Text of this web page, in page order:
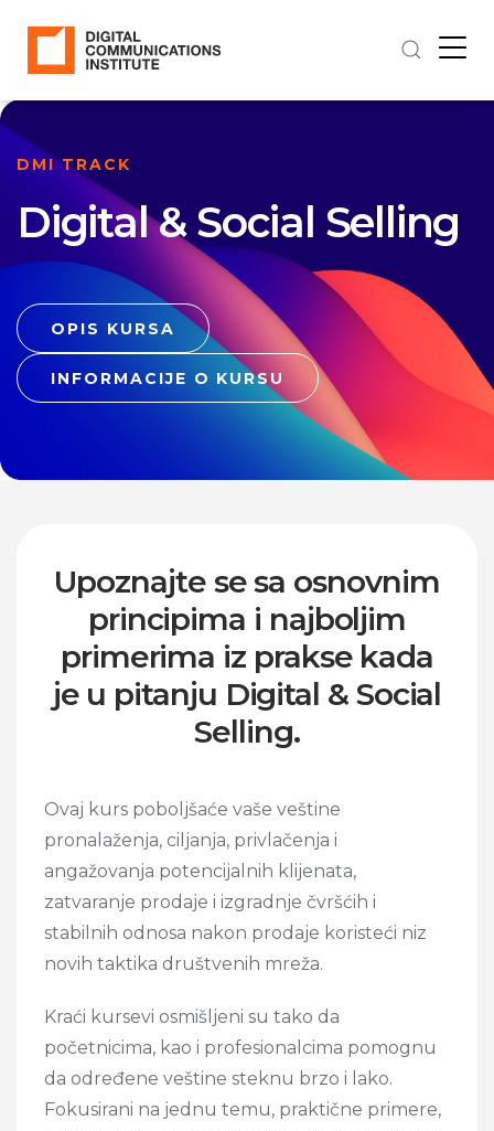
DMI TRACK
Digital & Social Selling
OPIS KURSA
INFORMACIJE O KURSU
Upoznajte se sa osnovnim
principima i najboljim
primerima iz prakse kada
je u pitanju Digital & Social
Selling.
Ovaj kurs poboljšaće vaše veštine
pronalaženja, ciljanja, privlačenja i
angažovanja potencijalnih klijenata,
zatvaranje prodaje i izgradnje čvršćih i
stabilnih odnosa nakon prodaje koristeći niz
novih taktika društvenih mreža.
Kraći kursevi osmišljeni su tako da
početnicima, kao i profesionalcima pomognu
da određene veštine steknu brzo i lako.
Fokusirani na jednu temu, praktične primere,